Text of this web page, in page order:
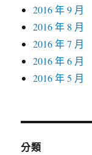
2016 年 9 月
2016 年 8 月
2016 年 7 月
2016 年 6 月
2016 年 5 月
分類